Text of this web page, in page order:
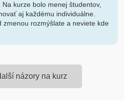
kurze bolo menej študentov,
aj každému individuálne.
zmenou rozmýšlate a neviete kde
názory na kurz